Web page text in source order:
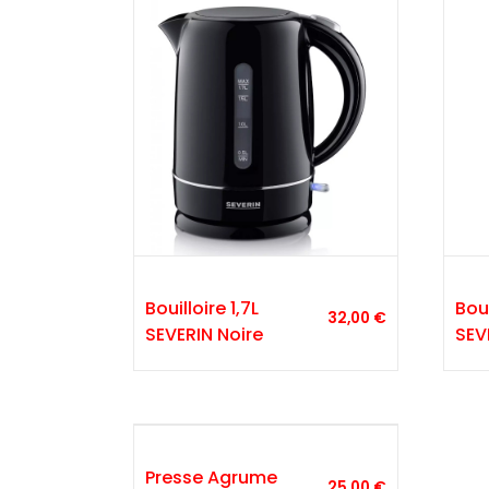
Bouilloire 1,7L
SEVERIN Noire
32,00 €
Presse Agrume